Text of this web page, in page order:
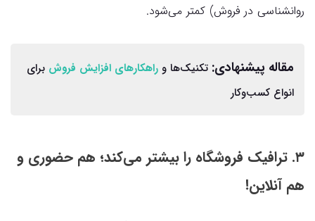
روانشناسی در فروش) کمتر می‌شود.
مقاله پیشنهادی: تکنیک‌ها و راهکارهای افزایش فروش برای
انواع کسب‌وکار
۳. ترافیک فروشگاه را بیشتر می‌کند؛ هم حضوری و
هم آنلاین!